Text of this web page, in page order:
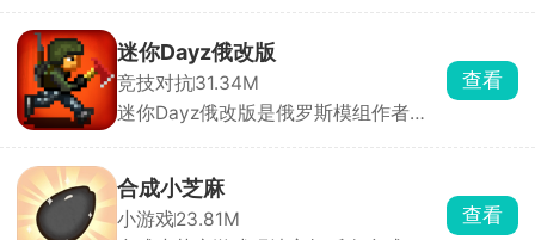
恋爱故事。通过独特的体感式触碰玩
法，只需将手掌或额头轻贴手机屏幕，
即可与男主深情互动。游戏内，监视玩
法增添趣味，观察男主房间、触摸互
迷你Dayz俄改版
竞技对抗31.34M
迷你Dayz俄改版是俄罗斯模组作者
风、上帝俯视视角和硬核末日求生内
核，在原版底子上大幅度扩容内容、修
正 BUG、新增玩法，弥补了官方原版
查看
合成小芝麻
小游戏23.81M
查看